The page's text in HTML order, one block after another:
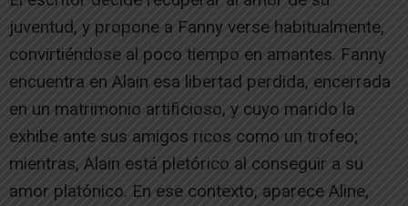
juventud, y propone a Fanny verse habitualmente,
convirtiéndose al poco tiempo en amantes. Fanny
encuentra en Alain esa libertad perdida, encerrada
en un matrimonio artificioso, y cuyo marido la
exhibe ante sus amigos ricos como un trofeo;
mientras, Alain está pletórico al conseguir a su
amor platónico. En ese contexto, aparece Aline,